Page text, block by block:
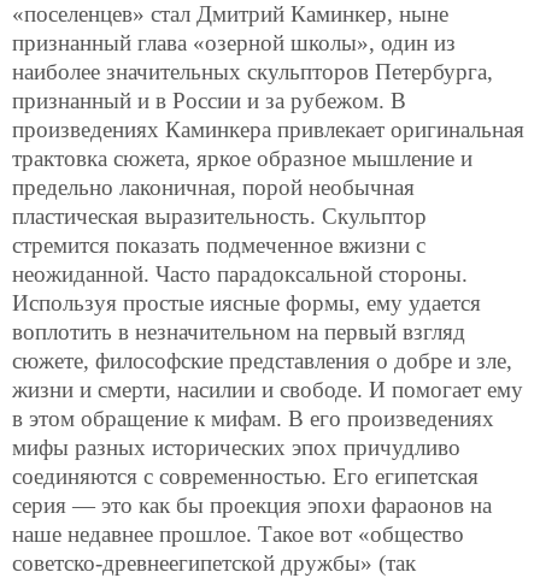
«поселенцев» стал Дмитрий Каминкер, ныне
признанный глава «озерной школы», один из
наиболее значительных скульпторов Петербурга,
признанный и в России и за рубежом. В
произведениях Каминкера привлекает оригинальная
трактовка сюжета, яркое образное мышление и
предельно лаконичная, порой необычная
пластическая выразительность. Скульптор
стремится показать подмеченное вжизни с
неожиданной. Часто парадоксальной стороны.
Используя простые иясные формы, ему удается
воплотить в незначительном на первый взгляд
сюжете, философские представления о добре и зле,
жизни и смерти, насилии и свободе. И помогает ему
в этом обращение к мифам. В его произведениях
мифы разных исторических эпох причудливо
соединяются с современностью. Его египетская
серия — это как бы проекция эпохи фараонов на
наше недавнее прошлое. Такое вот «общество
советско-древнеегипетской дружбы» (так